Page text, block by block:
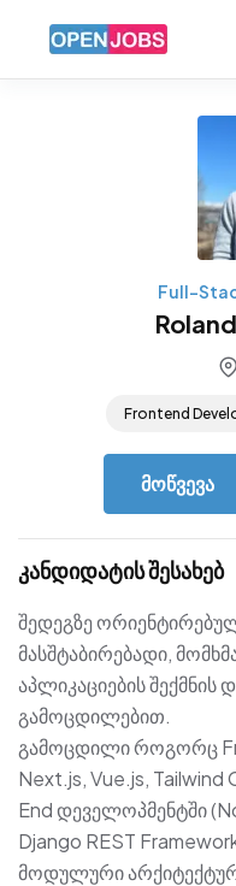
Full-
Frontend
მოწვევა
კანდიდატის შესახებ
შედეგზე
მასშტაბირებადი,
აპლიკაციების
გამოცდილებით.
გამოცდილი როგორც
Next.js, Vue.js, Tailwind
End დეველოპმენტში
Django REST
მოდულური